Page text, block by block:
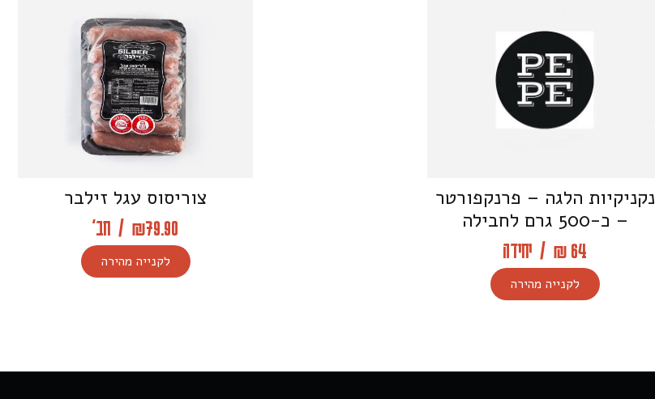
נקניקיות הלגה – פרנקפורטר
– כ-500 גרם לחבילה
64 ₪
/ יחידה
לקנייה מהירה
צוריסוס עגל זילבר
₪79.90
/ חב'
לקנייה מהירה